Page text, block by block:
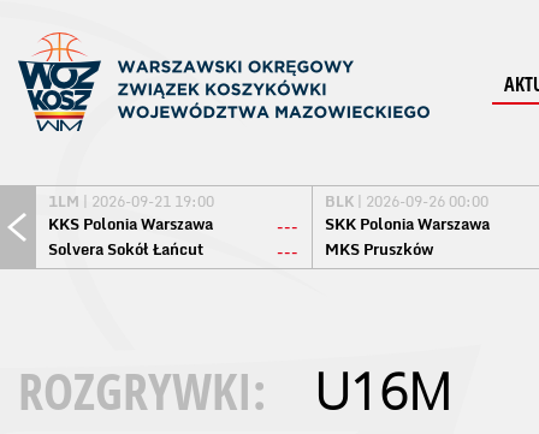
1LM | 2026-09-21 19:00
KKS Polonia Warszawa
---
Solvera Sokół Łańcut
---
BLK | 2026-09-26 00:00
SKK Polonia Warszawa
MKS Pruszków
ROZGRYWKI: U16M